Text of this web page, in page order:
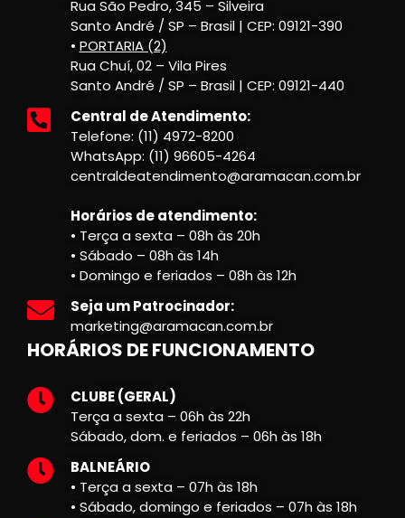
Rua São Pedro, 345 – Silveira
Santo André / SP – Brasil | CEP: 09121-390
• PORTARIA (2)
Rua Chuí, 02 – Vila Pires
Santo André / SP – Brasil | CEP: 09121-440
Central de Atendimento:
Telefone: (11) 4972-8200
WhatsApp: (11) 96605-4264
centraldeatendimento@aramacan.com.br
Horários de atendimento:
• Terça a sexta – 08h às 20h
• Sábado – 08h às 14h
• Domingo e feriados – 08h às 12h
Seja um Patrocinador:
marketing@aramacan.com.br
HORÁRIOS DE FUNCIONAMENTO
CLUBE (GERAL)
Terça a sexta – 06h às 22h
Sábado, dom. e feriados – 06h às 18h
BALNEÁRIO
• Terça a sexta – 07h às 18h
• Sábado, domingo e feriados – 07h às 18h